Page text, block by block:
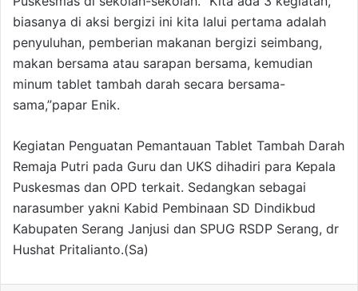
biasanya di aksi bergizi ini kita lalui pertama adalah
penyuluhan, pemberian makanan bergizi seimbang,
makan bersama atau sarapan bersama, kemudian
minum tablet tambah darah secara bersama-
sama,”papar Enik.
Kegiatan Penguatan Pemantauan Tablet Tambah Darah
Remaja Putri pada Guru dan UKS dihadiri para Kepala
Puskesmas dan OPD terkait. Sedangkan sebagai
narasumber yakni Kabid Pembinaan SD Dindikbud
Kabupaten Serang Janjusi dan SPUG RSDP Serang, dr
Hushat Pritalianto.(Sa)